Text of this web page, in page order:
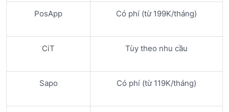
PosApp Có phí (từ 199K/tháng)
CiT Tùy theo nhu cầu
Sapo Có phí (từ 119K/tháng)